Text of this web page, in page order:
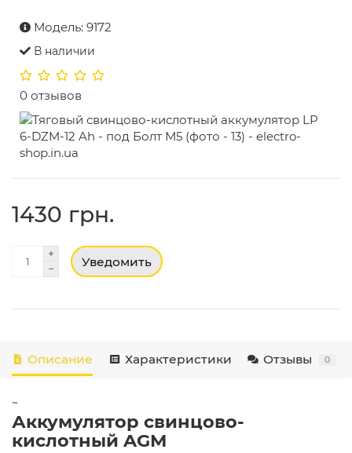
Модель: 9172
В наличии
0 отзывов
1430 грн.
Уведомить
Описание Характеристики Отзывы 0
~
Аккумулятор свинцово-
кислотный AGM